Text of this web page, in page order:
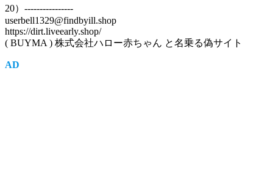
20）----------------
userbell1329@findbyill.shop
https://dirt.liveearly.shop/
( BUYMA ) 株式会社ハロー赤ちゃん と名乗る偽サイト
AD